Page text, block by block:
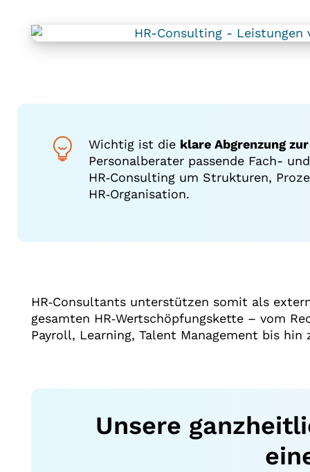
Wichtig ist die klare Abgrenzung
Personalberater passende Fach-
HR‑Consulting um Strukturen,
HR‑Organisation.
HR‑Consultants unterstützen somit als
gesamten HR‑Wertschöpfungskette – vom
Payroll, Learning, Talent Management bis hin
Unsere